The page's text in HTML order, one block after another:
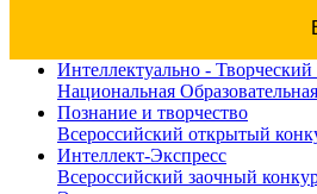
Интеллектуально -
Национальная
Познание и творчество
Всероссийский открытый
Интеллект-Экспресс
Всероссийский заочный